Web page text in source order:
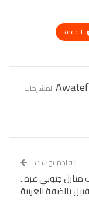
ReddIt
القادم بوست
جنوبي غزة..
بالضفة الغربية